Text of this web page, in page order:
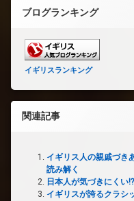
ブログランキング
イギリスランキング
関連記事
イギリス人の親戚づき
読み解く
日本人が気づきにくい
イギリスが誇るクラシ